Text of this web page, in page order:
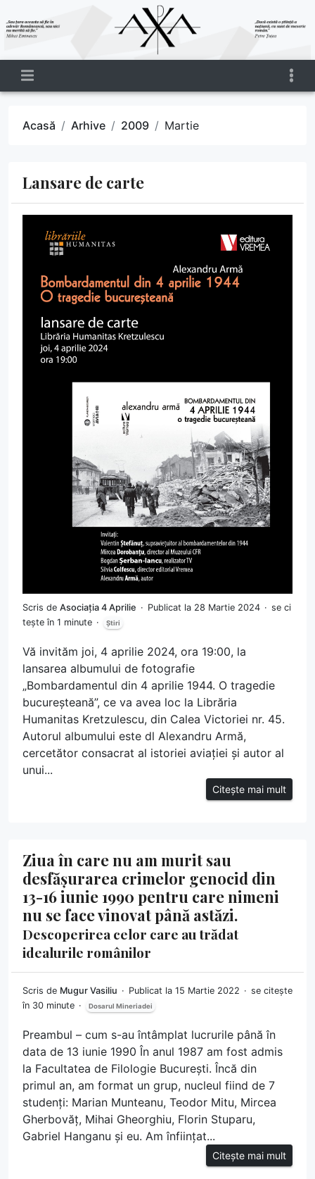
Acasă Arhive 2009 Martie
Lansare de carte
Scris de Asociația 4 Aprilie Publicat la 28 Martie 2024
se ci
tește în 1 minute
Știri
Vă invităm joi, 4 aprilie 2024, ora 19:00, la
lansarea albumului de fotografie
„Bombardamentul din 4 aprilie 1944. O tragedie
bucureșteană”, ce va avea loc la Librăria
Humanitas Kretzulescu, din Calea Victoriei nr. 45.
Autorul albumului este dl Alexandru Armă,
cercetător consacrat al istoriei aviației și autor al
unui...
Citește mai mult
Ziua în care nu am murit sau
desfășurarea crimelor genocid din
13-16 iunie 1990 pentru care nimeni
nu se face vinovat până astăzi.
Descoperirea celor care au trădat
idealurile românilor
Scris de Mugur Vasiliu Publicat la 15 Martie 2022
se citește
în 30 minute
Dosarul Mineriadei
Preambul – cum s-au întâmplat lucrurile până în
data de 13 iunie 1990 În anul 1987 am fost admis
la Facultatea de Filologie București. Încă din
primul an, am format un grup, nucleul fiind de 7
studenți: Marian Munteanu, Teodor Mitu, Mircea
Gherbovăț, Mihai Gheorghiu, Florin Stuparu,
Gabriel Hanganu și eu. Am înființat...
Citește mai mult